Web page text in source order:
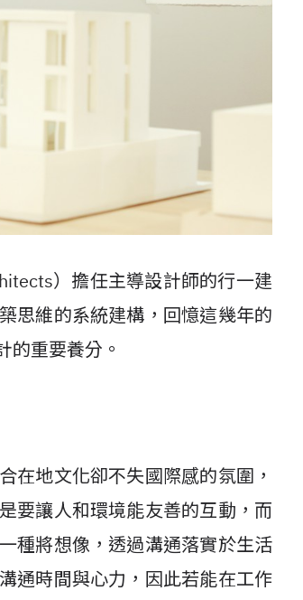
）擔任主導設計師的行一建
思維的系統建構，回憶這幾年的
的重要養分。
在地文化卻不失國際感的氛圍，
要讓人和環境能友善的互動，而
種將想像，透過溝通落實於生活
通時間與心力，因此若能在工作